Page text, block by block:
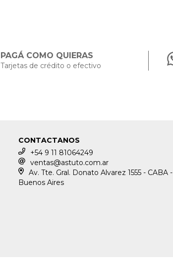
PAGÁ COMO QUIERAS
Tarjetas de crédito o efectivo
CONTACTANOS
+54 9 11 81064249
ventas@astuto.com.ar
Av. Tte. Gral. Donato Alvarez 1555 - CABA -
Buenos Aires